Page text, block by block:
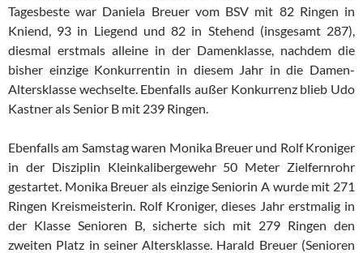
Tagesbeste war Daniela Breuer vom BSV mit 82 Ringen in
Kniend, 93 in Liegend und 82 in Stehend (insgesamt 287),
diesmal erstmals alleine in der Damenklasse, nachdem die
bisher einzige Konkurrentin in diesem Jahr in die Damen-
Altersklasse wechselte. Ebenfalls außer Konkurrenz blieb Udo
Kastner als Senior B mit 239 Ringen.
Ebenfalls am Samstag waren Monika Breuer und Rolf Kroniger
in der Disziplin Kleinkalibergewehr 50 Meter Zielfernrohr
gestartet. Monika Breuer als einzige Seniorin A wurde mit 271
Ringen Kreismeisterin. Rolf Kroniger, dieses Jahr erstmalig in
der Klasse Senioren B, sicherte sich mit 279 Ringen den
zweiten Platz in seiner Altersklasse. Harald Breuer (Senioren